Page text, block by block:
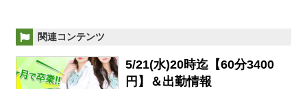
関連コンテンツ
5/21(水)20時迄【60分3400
円】＆出勤情報